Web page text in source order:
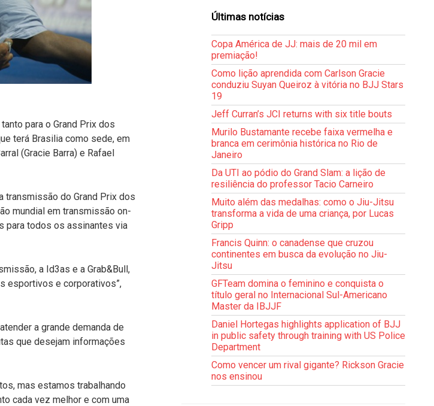
para o Grand Prix dos
terá Brasilia como sede, em
(Gracie Barra) e Rafael
transmissão do Grand Prix dos
mundial em transmissão on-
para todos os assinantes via
a Id3as e a Grab&Bull,
esportivos e corporativos”,
a grande demanda de
que desejam informações
mas estamos trabalhando
cada vez melhor e com uma
Últimas notícias
Copa América de JJ: mais de 20 mil em
premiação!
Como lição aprendida com Carlson Gracie
conduziu Suyan Queiroz à vitória no BJJ Stars
19
Jeff Curran’s JCI returns with six title bouts
Murilo Bustamante recebe faixa vermelha e
branca em cerimônia histórica no Rio de
Janeiro
Da UTI ao pódio do Grand Slam: a lição de
resiliência do professor Tacio Carneiro
Muito além das medalhas: como o Jiu-Jitsu
transforma a vida de uma criança, por Lucas
Gripp
Francis Quinn: o canadense que cruzou
continentes em busca da evolução no Jiu-
Jitsu
GFTeam domina o feminino e conquista o
título geral no Internacional Sul-Americano
Master da IBJJF
Daniel Hortegas highlights application of BJJ
in public safety through training with US Police
Department
Como vencer um rival gigante? Rickson Gracie
nos ensinou